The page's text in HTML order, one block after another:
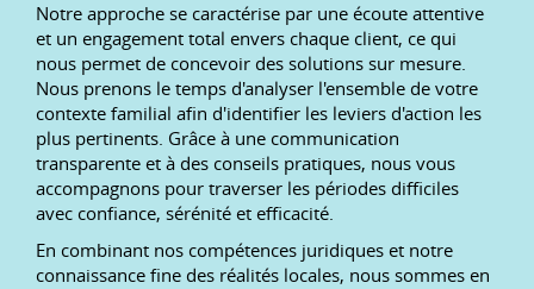
Notre approche se caractérise par une écoute attentive
et un engagement total envers chaque client, ce qui
nous permet de concevoir des solutions sur mesure.
Nous prenons le temps d'analyser l'ensemble de votre
contexte familial afin d'identifier les leviers d'action les
plus pertinents. Grâce à une communication
transparente et à des conseils pratiques, nous vous
accompagnons pour traverser les périodes difficiles
avec confiance, sérénité et efficacité.
En combinant nos compétences juridiques et notre
connaissance fine des réalités locales, nous sommes en